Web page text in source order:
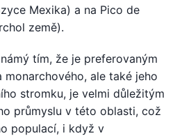
Mexika) a na Pico de
země).
tím, že je preferovaným
ale také jeho
stromku, je velmi důležitým
průmyslu v této oblasti, což
populací, i když v